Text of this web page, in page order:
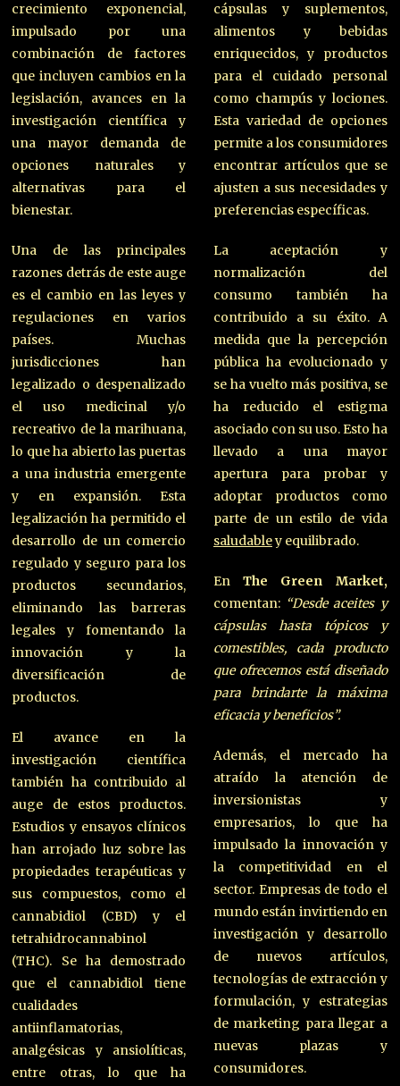
crecimiento exponencial,
impulsado por una
combinación de factores
que incluyen cambios en la
legislación, avances en la
investigación científica y
una mayor demanda de
opciones naturales y
alternativas para el
bienestar.
Una de las principales
razones detrás de este auge
es el cambio en las leyes y
regulaciones en varios
países. Muchas
jurisdicciones han
legalizado o despenalizado
el uso medicinal y/o
recreativo de la marihuana,
lo que ha abierto las puertas
a una industria emergente
y en expansión. Esta
legalización ha permitido el
desarrollo de un comercio
regulado y seguro para los
productos secundarios,
eliminando las barreras
legales y fomentando la
innovación y la
diversificación de
productos.
El avance en la
investigación científica
también ha contribuido al
auge de estos productos.
Estudios y ensayos clínicos
han arrojado luz sobre las
propiedades terapéuticas y
sus compuestos, como el
cannabidiol (CBD) y el
tetrahidrocannabinol
(THC). Se ha demostrado
que el cannabidiol tiene
cualidades
antiinflamatorias,
analgésicas y ansiolíticas,
entre otras, lo que ha
cápsulas y suplementos,
alimentos y bebidas
enriquecidos, y productos
para el cuidado personal
como champús y lociones.
Esta variedad de opciones
permite a los consumidores
encontrar artículos que se
ajusten a sus necesidades y
preferencias específicas.
La aceptación y
normalización del
consumo también ha
contribuido a su éxito. A
medida que la percepción
pública ha evolucionado y
se ha vuelto más positiva, se
ha reducido el estigma
asociado con su uso. Esto ha
llevado a una mayor
apertura para probar y
adoptar productos como
parte de un estilo de vida
saludabley equilibrado.
En The Green Market,
comentan: “Desde aceites y
cápsulas hasta tópicos y
comestibles, cada producto
que ofrecemos está diseñado
para brindarte la máxima
eficacia y beneficios”.
Además, el mercado ha
atraído la atención de
inversionistas y
empresarios, lo que ha
impulsado la innovación y
la competitividad en el
sector. Empresas de todo el
mundo están invirtiendo en
investigación y desarrollo
de nuevos artículos,
tecnologías de extracción y
formulación, y estrategias
de marketing para llegar a
nuevas plazas y
consumidores.